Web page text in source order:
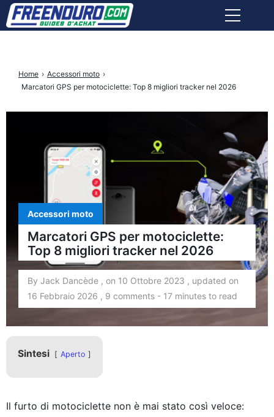
Accessori moto
Marcatori GPS per motociclette:
Top 8 migliori tracker nel 2026
By Jack Dancède , on 10 Ottobre 2023 , updated on
16 Febbraio 2026 , 9 comments - 17 minutes to read
Home › Accessori moto ›
Marcatori GPS per motociclette: Top 8 migliori tracker nel 2026
Sintesi Aperto
Il furto di motociclette non è mai stato così veloce:
ACCESSORI MOTO
NEGOZI
Freenduro
Instagram
Freenduro
Freenduro
Youtube
Freenduro
Tiktok
Feenduro